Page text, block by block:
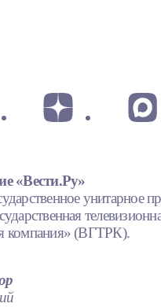
«Вести.Ру»
унитарное
компания» (ВГТРК).